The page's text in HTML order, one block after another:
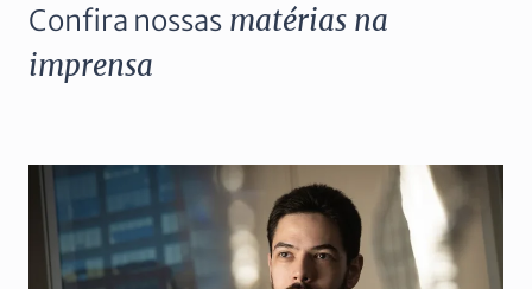
Confira nossas matérias na
imprensa